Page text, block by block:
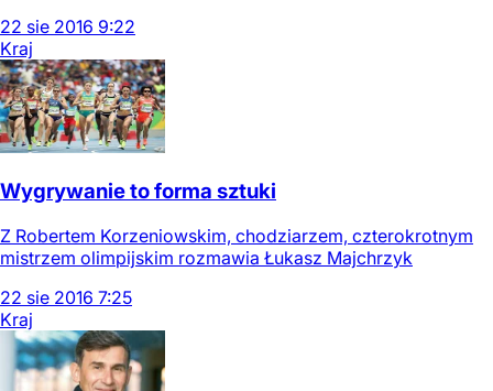
22 sie 2016 9:22
Kraj
Wygrywanie to forma sztuki
Z Robertem Korzeniowskim, chodziarzem, czterokrotnym
mistrzem olimpijskim rozmawia Łukasz Majchrzyk
22 sie 2016 7:25
Kraj